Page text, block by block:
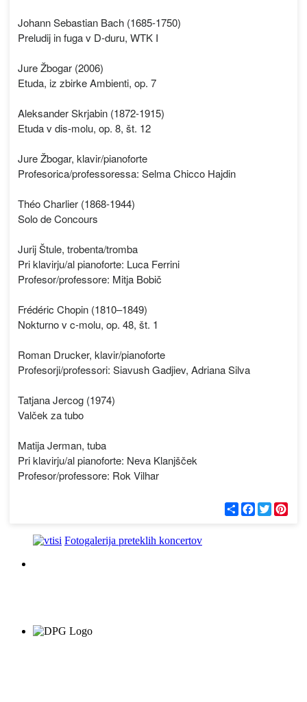
Johann Sebastian Bach (1685-1750)
Preludij in fuga v D-duru, WTK I
Jure Žbogar (2006)
Etuda, iz zbirke Ambienti, op. 7
Aleksander Skrjabin (1872-1915)
Etuda v dis-molu, op. 8, št. 12
Jure Žbogar, klavir/pianoforte
Profesorica/professoressa: Selma Chicco Hajdin
Théo Charlier (1868-1944)
Solo de Concours
Jurij Štule, trobenta/tromba
Pri klavirju/al pianoforte: Luca Ferrini
Profesor/professore: Mitja Bobič
Frédéric Chopin (1810–1849)
Nokturno v c-molu, op. 48, št. 1
Roman Drucker, klavir/pianoforte
Profesorji/professori: Siavush Gadjiev, Adriana Silva
Tatjana Jercog (1974)
Valček za tubo
Matija Jerman, tuba
Pri klavirju/al pianoforte: Neva Klanjšček
Profesor/professore: Rok Vilhar
С
п
F
a
T
w
Fotogalerija preteklih koncertov